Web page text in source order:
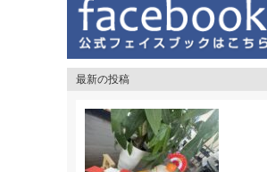
最新の投稿